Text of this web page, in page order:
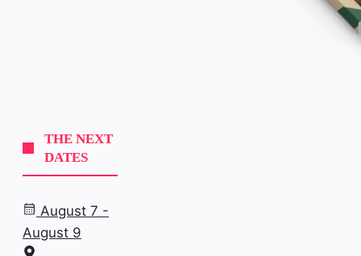
THE NEXT
DATES
August 7 -
August 9